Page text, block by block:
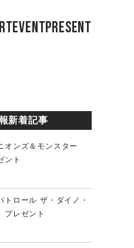
EVENTPRESENT
新着記事
オンズ＆モンスター
ント
トロール ザ・ダイノ・
プレゼント